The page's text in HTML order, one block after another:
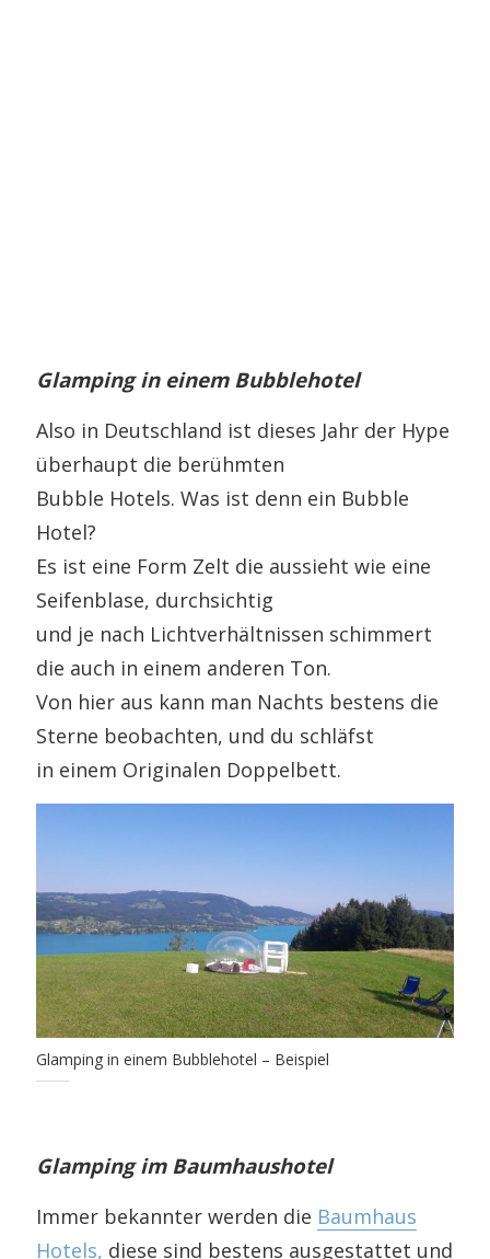
Glamping in einem Bubblehotel
Also in Deutschland ist dieses Jahr der Hype
überhaupt die berühmten
Bubble Hotels. Was ist denn ein Bubble
Hotel?
Es ist eine Form Zelt die aussieht wie eine
Seifenblase, durchsichtig
und je nach Lichtverhältnissen schimmert
die auch in einem anderen Ton.
Von hier aus kann man Nachts bestens die
Sterne beobachten, und du schläfst
in einem Originalen Doppelbett.
Glamping in einem Bubblehotel – Beispiel
Glamping im Baumhaushotel
Immer bekannter werden die Baumhaus
Hotels, diese sind bestens ausgestattet und